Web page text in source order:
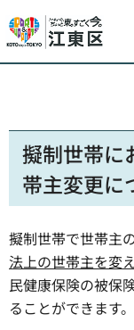
擬制世帯に
帯主変更に
擬制世帯で世帯主
法上の世帯主を変
民健康保険の被保
ることができます。